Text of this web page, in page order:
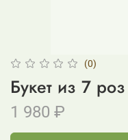
(0)
Букет из 7
1 980 ₽